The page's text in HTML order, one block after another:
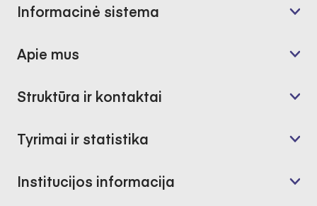
Informacinė sistema
Apie mus
Struktūra ir kontaktai
Tyrimai ir statistika
Institucijos informacija